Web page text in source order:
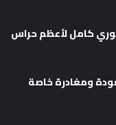
كامل لأعظم حراس
ومغادرة خاصة